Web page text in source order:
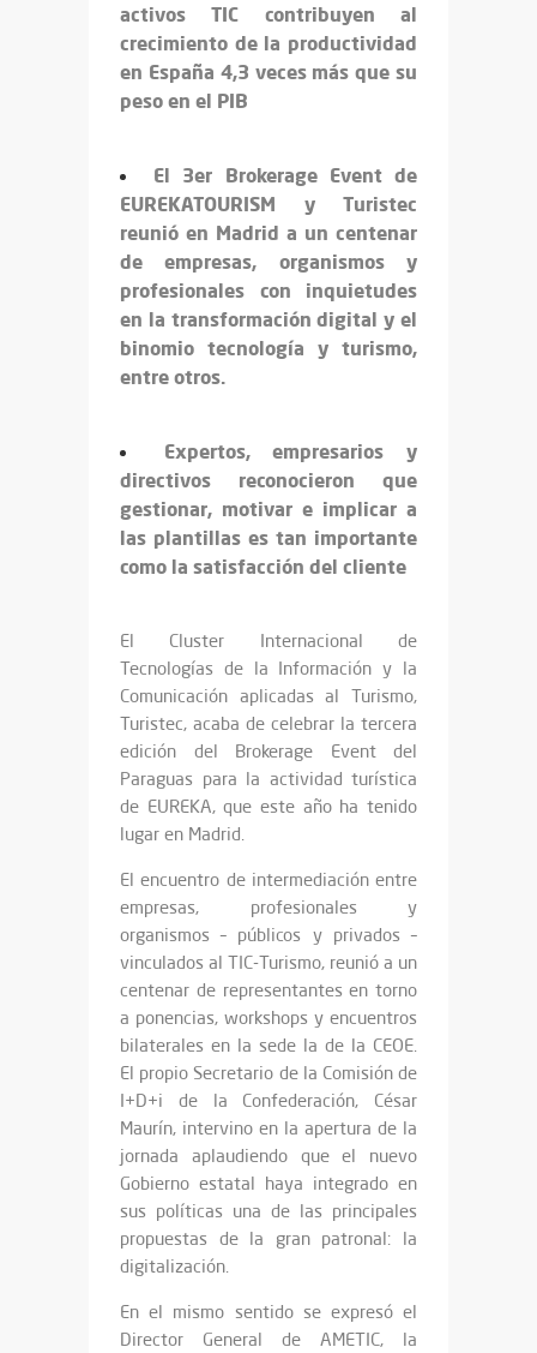
activos TIC contribuyen al
crecimiento de la productividad
en España 4,3 veces más que su
peso en el PIB
El 3er Brokerage Event de
EUREKATOURISM y Turistec
reunió en Madrid a un centenar
de empresas, organismos y
profesionales con inquietudes
en la transformación digital y el
binomio tecnología y turismo,
entre otros.
Expertos, empresarios y
directivos reconocieron que
gestionar, motivar e implicar a
las plantillas es tan importante
como la satisfacción del cliente
El Cluster Internacional de
Tecnologías de la Información y la
Comunicación aplicadas al Turismo,
Turistec, acaba de celebrar la tercera
edición del Brokerage Event del
Paraguas para la actividad turística
de EUREKA, que este año ha tenido
lugar en Madrid.
El encuentro de intermediación entre
empresas, profesionales y
organismos – públicos y privados –
vinculados al TIC-Turismo, reunió a un
centenar de representantes en torno
a ponencias, workshops y encuentros
bilaterales en la sede la de la CEOE.
El propio Secretario de la Comisión de
I+D+i de la Confederación, César
Maurín, intervino en la apertura de la
jornada aplaudiendo que el nuevo
Gobierno estatal haya integrado en
sus políticas una de las principales
propuestas de la gran patronal: la
digitalización.
En el mismo sentido se expresó el
Director General de AMETIC, la